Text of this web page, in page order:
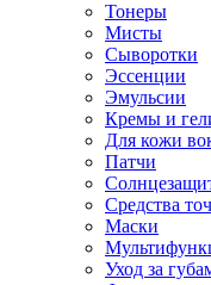
Тонеры
Мисты
Сыворотки
Эссенции
Эмульсии
Кремы и
Для кожи
Патчи
Средства
Маски
Уход за